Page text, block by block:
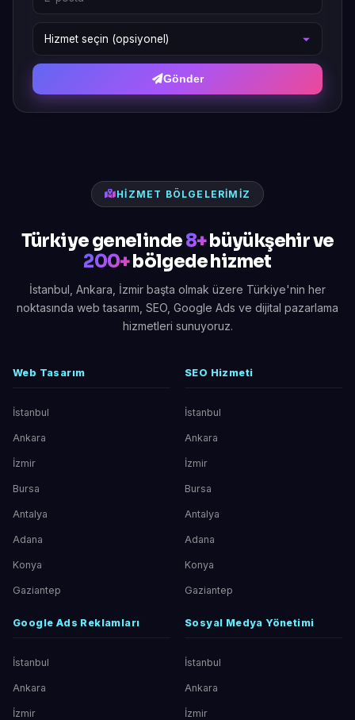
Gönder
HIZMET BÖLGELERIMIZ
Türkiye genelinde8+büyükşehir ve
200+bölgede hizmet
İstanbul, Ankara, İzmir başta olmak üzere Türkiye'nin her
noktasında web tasarım, SEO, Google Ads ve dijital pazarlama
hizmetleri sunuyoruz.
Web Tasarım
İstanbul
Ankara
İzmir
Bursa
Antalya
Adana
Konya
Gaziantep
SEO Hizmeti
İstanbul
Ankara
İzmir
Bursa
Antalya
Adana
Konya
Gaziantep
Google Ads Reklamları
İstanbul
Ankara
İzmir
Sosyal Medya Yönetimi
İstanbul
Ankara
İzmir